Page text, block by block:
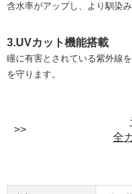
含水率がアップし、より馴染
3.UVカット機能搭載
瞳に有害とされている紫外線
を守ります。
全